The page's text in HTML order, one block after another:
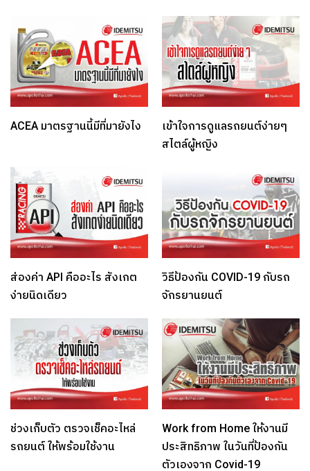
ACEA มาตรฐานนี้มีที่มายังไง
เข้าใจการดูแลรถยนต์ง่ายๆ
สไตล์ผู้หญิง
ส่องค่า API คืออะไร สังเกต
ง่ายนิดเดียว
วิธีป้องกัน COVID-19 กับรถ
จักรยานยนต์
ช่วงเก็บตัว ตรวจเช็คอะไหล่
รถยนต์ ให้พร้อมใช้งาน
Work from Home ให้งานมี
ประสิทธิภาพ ในวันที่ป้องกัน
ตัวเองจาก Covid-19